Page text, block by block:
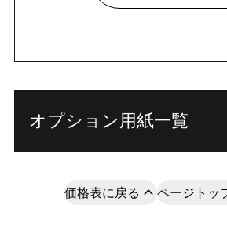
オプション用紙一覧
価格表に戻る ページトッ